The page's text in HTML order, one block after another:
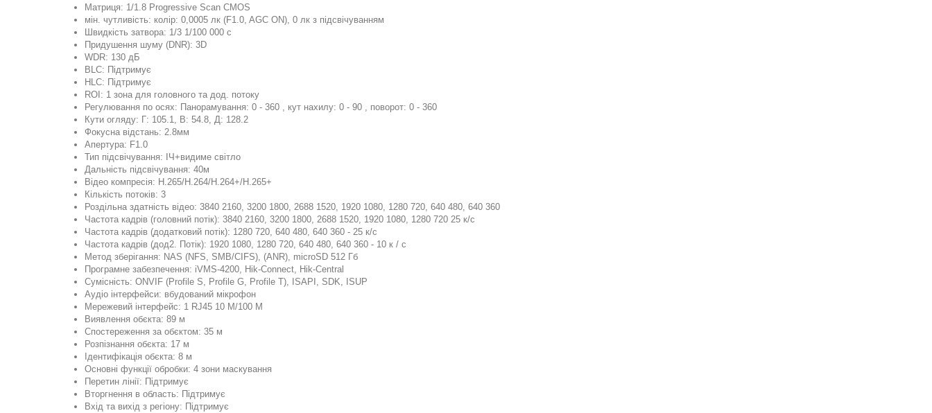
Матриця: 1/1.8 Progressive Scan CMOS
мін. чутливість: колір: 0,0005 лк (F1.0, AGC ON), 0 лк з підсвічуванням
Швидкість затвора: 1/3 1/100 000 с
Придушення шуму (DNR): 3D
WDR: 130 дБ
BLC: Підтримує
HLC: Підтримує
ROI: 1 зона для головного та дод. потоку
Регулювання по осях: Панорамування: 0 - 360 , кут нахилу: 0 - 90 , поворот: 0 - 360
Кути огляду: Г: 105.1, В: 54.8, Д: 128.2
Фокусна відстань: 2.8мм
Апертура: F1.0
Тип підсвічування: ІЧ+видиме світло
Дальність підсвічування: 40м
Відео компресія: H.265/H.264/H.264+/H.265+
Кількість потоків: 3
Роздільна здатність відео: 3840 2160, 3200 1800, 2688 1520, 1920 1080, 1280 720, 640 480, 640 360
Частота кадрів (головний потік): 3840 2160, 3200 1800, 2688 1520, 1920 1080, 1280 720 25 к/с
Частота кадрів (додатковий потік): 1280 720, 640 480, 640 360 - 25 к/с
Частота кадрів (дод2. Потік): 1920 1080, 1280 720, 640 480, 640 360 - 10 к / с
Метод зберігання: NAS (NFS, SMB/CIFS), (ANR), microSD 512 Гб
Програмне забезпечення: iVMS-4200, Hik-Connect, Hik-Central
Сумісність: ONVIF (Profile S, Profile G, Profile T), ISAPI, SDK, ISUP
Аудіо інтерфейси: вбудований мікрофон
Мережевий інтерфейс: 1 RJ45 10 M/100 M
Виявлення обєкта: 89 м
Спостереження за обєктом: 35 м
Розпізнання обєкта: 17 м
Ідентифікація обєкта: 8 м
Основні функції обробки: 4 зони маскування
Перетин лінії: Підтримує
Вторгнення в область: Підтримує
Вхід та вихід з регіону: Підтримує